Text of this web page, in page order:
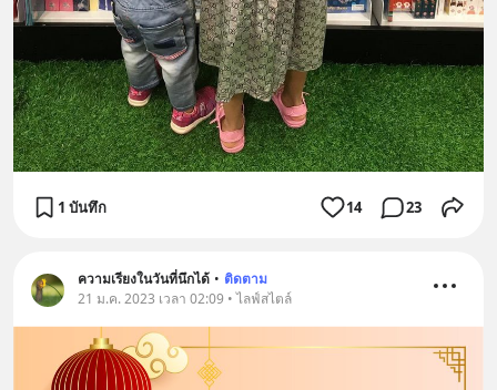
1 บันทึก 14 23
ความเรียงในวันที่นึกได้ • ติดตาม
21 ม.ค. 2023 เวลา 02:09 • ไลฟ์สไตล์